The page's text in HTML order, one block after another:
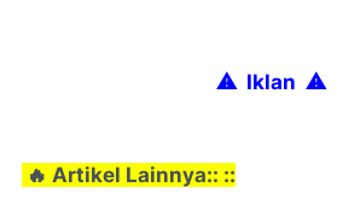
⚠ Iklan ⚠
🔥 Artikel Lainnya:: ::